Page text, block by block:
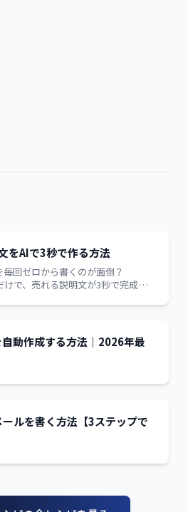
をAIで3秒で作る方法
回ゼロから書くのが面倒？
で、売れる説明文が3秒で完成し
動作成する方法｜2026年最
ルを書く方法【3ステップで